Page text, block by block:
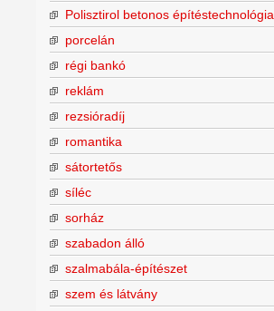
Polisztirol betonos építéstechnológia
porcelán
régi bankó
reklám
rezsióradíj
romantika
sátortetős
síléc
sorház
szabadon álló
szalmabála-építészet
szem és látvány